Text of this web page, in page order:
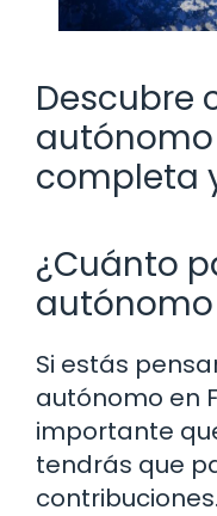
Descubre
autónomo
completa
¿Cuánto
autónomo
Si estás
autónomo en
importante
tendrás que
contribuciones.